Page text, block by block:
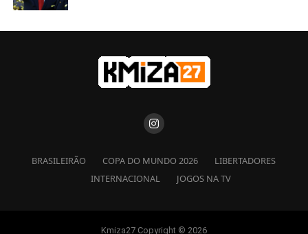
BRASILEIRÃO COPA DO MUNDO 2026
LIBERTADORES
INTERNACIONAL
JOGOS NA TV
Kmiza27 Copyright © 2026